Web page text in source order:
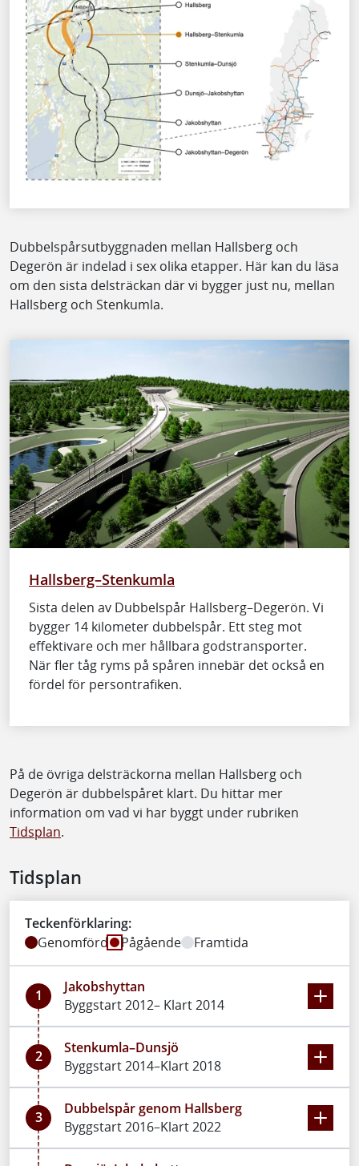
Dubbelspårsutbyggnaden mellan Hallsberg och
Degerön är indelad i sex olika etapper. Här kan du läsa
om den sista delsträckan där vi bygger just nu, mellan
Hallsberg och Stenkumla.
Hallsberg–Stenkumla
Sista delen av Dubbelspår Hallsberg–Degerön. Vi
bygger 14 kilometer dubbelspår. Ett steg mot
effektivare och mer hållbara godstransporter.
När fler tåg ryms på spåren innebär det också en
fördel för persontrafiken.
På de övriga delsträckorna mellan Hallsberg och
Degerön är dubbelspåret klart. Du hittar mer
information om vad vi har byggt under rubriken
Tidsplan.
Tidsplan
Teckenförklaring:
Genomförd
Pågående Framtida
1
Jakobshyttan
Byggstart 2012– Klart 2014
2
Stenkumla–Dunsjö
Byggstart 2014–Klart 2018
3
Dubbelspår genom Hallsberg
Byggstart 2016–Klart 2022